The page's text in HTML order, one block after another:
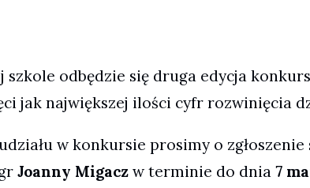
szkole odbędzie się druga edycja
jak największej ilości cyfr rozwinięcia
w konkursie prosimy o
Joanny Migacz w terminie do dnia7